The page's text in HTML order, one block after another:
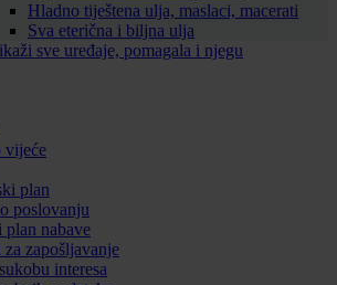
Hladno tiještena ulja, maslaci, macerati
Sva eterična i biljna ulja
sve uređaje, pomagala i njegu
vijeće
plan
poslovanju
plan nabave
za zapošljavanje
interesa